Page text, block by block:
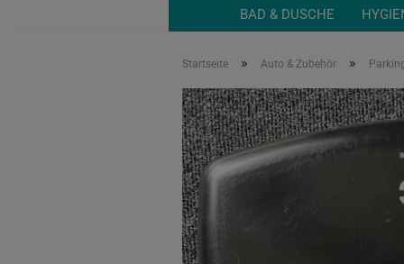
BAD & DUSCHE
Startseite » Auto & Zubehör »